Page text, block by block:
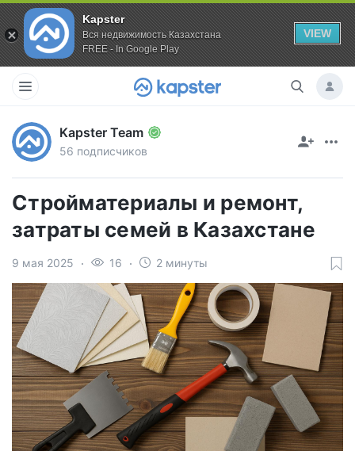
Kapster
Вся недвижимость Казахстана
FREE - In Google Play
VIEW
Kapster Team
56 подписчиков
Стройматериалы и ремонт,
затраты семей в Казахстане
9 мая 2025 16 2 минуты